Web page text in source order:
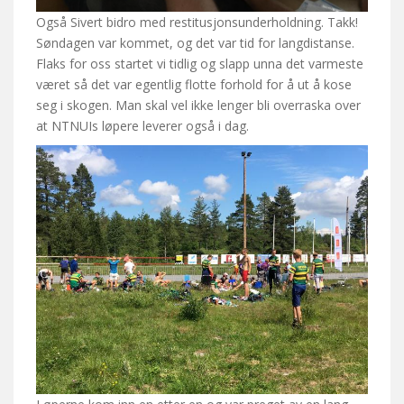
Også Sivert bidro med restitusjonsunderholdning. Takk!
Søndagen var kommet, og det var tid for langdistanse.
Flaks for oss startet vi tidlig og slapp unna det varmeste
været så det var egentlig flotte forhold for å ut å kose
seg i skogen. Man skal vel ikke lenger bli overraska over
at NTNUIs løpere leverer også i dag.